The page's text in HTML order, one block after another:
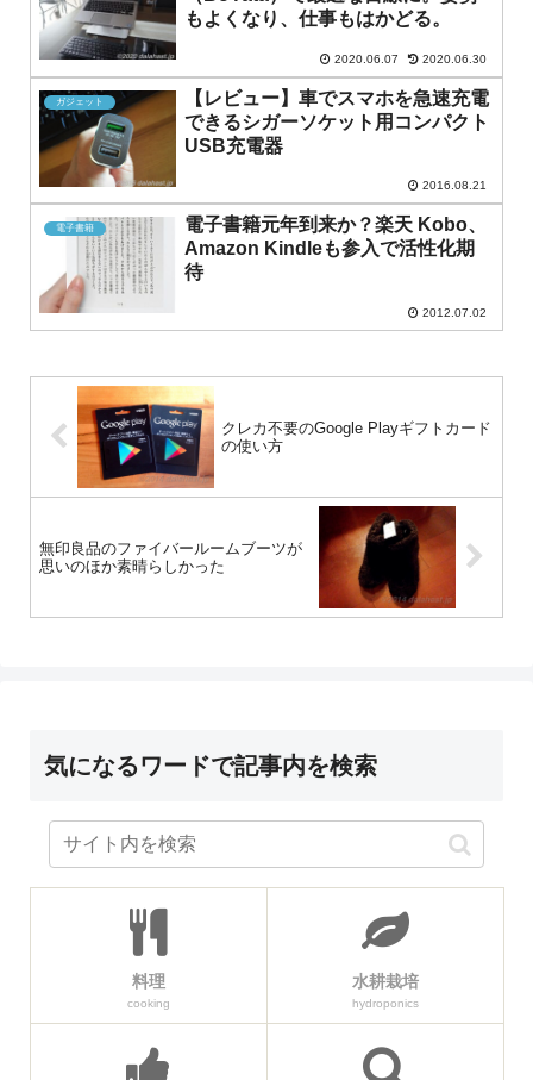
もよくなり、仕事もはかどる。
2020.06.07 2020.06.30
ガジェット
【レビュー】車でスマホを急速充電
できるシガーソケット用コンパクト
USB充電器
2016.08.21
電子書籍
電子書籍元年到来か？楽天 Kobo、
Amazon Kindleも参入で活性化期
待
2012.07.02
クレカ不要のGoogle Playギフトカード
の使い方
無印良品のファイバールームブーツが
思いのほか素晴らしかった
気になるワードで記事内を検索
料理
cooking
水耕栽培
hydroponics